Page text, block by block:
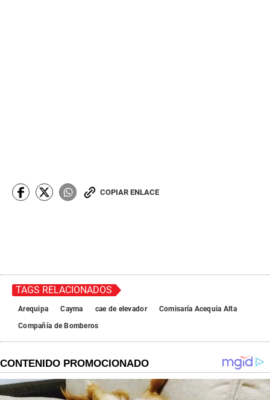
COPIAR ENLACE
TAGS RELACIONADOS
Arequipa Cayma cae de elevador
Comisaría Acequia Alta
Compañía de Bomberos